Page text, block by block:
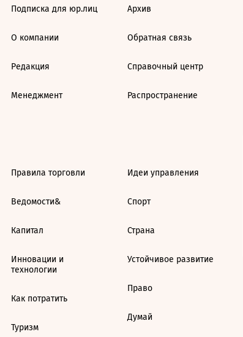
Подписка для юр.лиц
О компании
Редакция
Менеджмент
Архив
Обратная связь
Справочный центр
Распространение
Правила торговли
Ведомости&
Капитал
Инновации и
технологии
Как потратить
Туризм
Идеи управления
Спорт
Страна
Устойчивое развитие
Право
Думай